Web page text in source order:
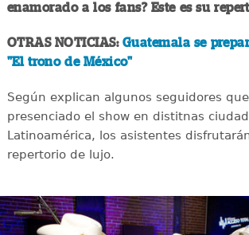
enamorado a los fans? Este es su
OTRAS NOTICIAS:Guatemala se
"El trono de México"
Según explican algunos seguidores
presenciado el show en distitnas
Latinoamérica, los asistentes
repertorio de lujo.